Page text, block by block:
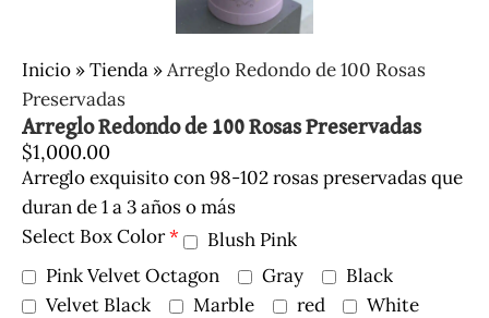
Inicio »Tienda »Arreglo Redondo de 100 Rosas
Preservadas
Arreglo Redondo de 100 Rosas Preservadas
$1,000.00
Arreglo exquisito con 98-102 rosas preservadas que
duran de 1 a 3 años o más
Select Box Color*
Blush Pink
Pink Velvet Octagon
Gray
Black
Velvet Black
Marble red
White